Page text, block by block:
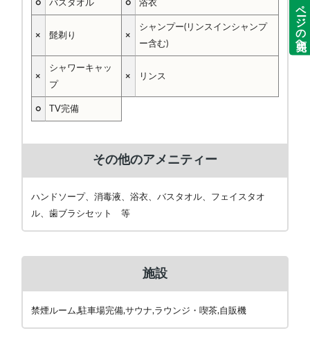
○ バスタオル ○ 浴衣
× 髭剃り ×
シャンプー(リンスインシャンプ
ー含む)
×
シャワーキャッ
プ
× リンス
○ TV完備
その他のアメニティー
ハンドソープ、消毒液、浴衣、バスタオル、フェイスタオ
ル、歯ブラシセット 等
施設
禁煙ルーム,駐車場完備,サウナ,ラウンジ・喫茶,自販機
ページの先頭へ